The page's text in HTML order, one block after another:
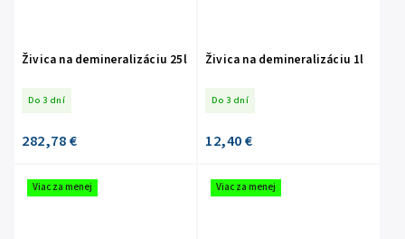
Živica na demineralizáciu 25l
Do 3 dní
282,78 €
Živica na demineralizáciu 1l
Do 3 dní
12,40 €
Viac za menej Viac za menej